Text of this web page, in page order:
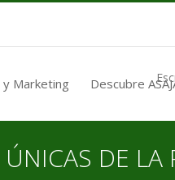
y Marketing Descubre
DE LA